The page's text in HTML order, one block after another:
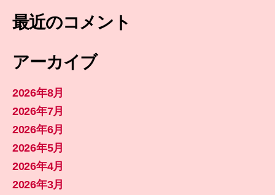
最近のコメント
アーカイブ
2026年8月
2026年7月
2026年6月
2026年5月
2026年4月
2026年3月